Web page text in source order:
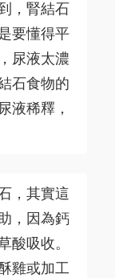
，腎結石
要懂得平
尿液太濃
石食物的
液稀釋，
，其實這
，因為鈣
酸吸收。
雞或加工